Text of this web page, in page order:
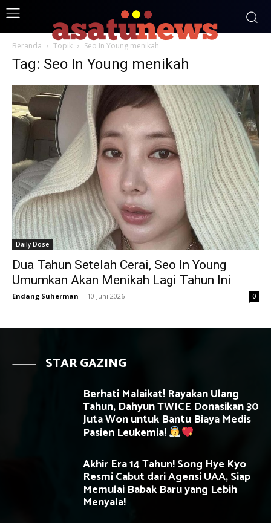
Beranda Topik Seo In Young menikah
Tag: Seo In Young menikah
Daily Dose
Dua Tahun Setelah Cerai, Seo In Young
Umumkan Akan Menikah Lagi Tahun Ini
Endang Suherman - 10 Juni 2026 0
STAR GAZING
Berhati Malaikat! Rayakan Ulang
Tahun, Dahyun TWICE Donasikan 30
Juta Won untuk Bantu Biaya Medis
Pasien Leukemia!
Akhir Era 14 Tahun! Song Hye Kyo
Resmi Cabut dari Agensi UAA, Siap
Memulai Babak Baru yang Lebih
Menyala!